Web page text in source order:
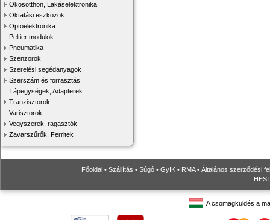
Okosotthon, Lakáselektronika
Oktatási eszközök
Optoelektronika
Peltier modulok
Pneumatika
Szenzorok
Szerelési segédanyagok
Szerszám és forrasztás
Tápegységek, Adapterek
Tranzisztorok
Varisztorok
Vegyszerek, ragasztók
Zavarszűrők, Ferritek
Főoldal • Szállítás • Súgó • GyIK • RMA• Általános szerződési
A csomagküldés a